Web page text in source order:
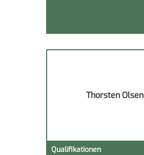
Thorsten Olsen
Qualifikationen